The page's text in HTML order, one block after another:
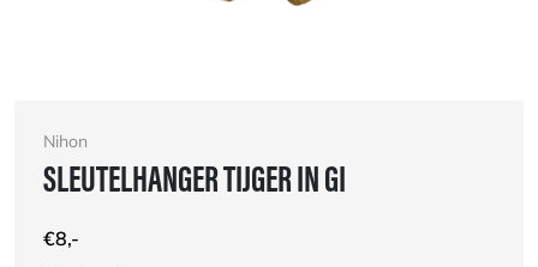
Nihon
SLEUTELHANGER TIJGER IN GI
€8,-